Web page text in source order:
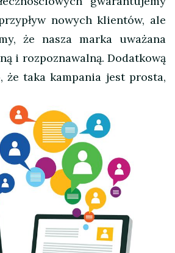
nowych klientów, ale
że nasza marka uważana
i rozpoznawalną. Dodatkową
że taka kampania jest prosta,